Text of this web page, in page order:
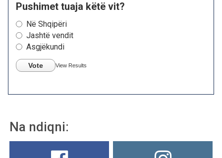
Pushimet tuaja këtë vit?
Në Shqipëri
Jashtë vendit
Asgjëkundi
Vote View Results
Na ndiqni: